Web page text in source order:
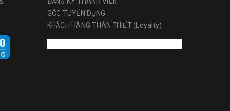
được
ty Stanley
phẩm
trên
GÓC TUYỂN DỤNG
KHÁCH HÀNG THÂN THIẾT (Loyalty)